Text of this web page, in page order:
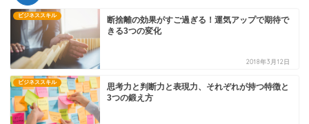
ビジネススキル
断捨離の効果がすご過ぎる！運気アップで期待で
きる3つの変化
2018年3月12日
ビジネススキル
思考力と判断力と表現力、それぞれが持つ特徴と
3つの鍛え方